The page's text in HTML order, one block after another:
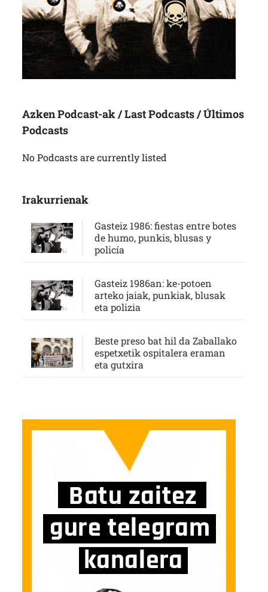
Azken Podcast-ak / Last Podcasts / Últimos
Podcasts
No Podcasts are currently listed
Irakurrienak
Gasteiz 1986: fiestas entre botes
de humo, punkis, blusas y
policía
Gasteiz 1986an: ke-potoen
arteko jaiak, punkiak, blusak
eta polizia
Beste preso bat hil da Zaballako
espetxetik ospitalera eraman
eta gutxira